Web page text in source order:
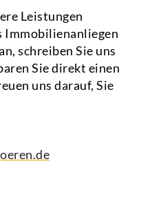
Leistungen
Immobilienanliegen
schreiben Sie uns
Sie direkt einen
uns darauf, Sie